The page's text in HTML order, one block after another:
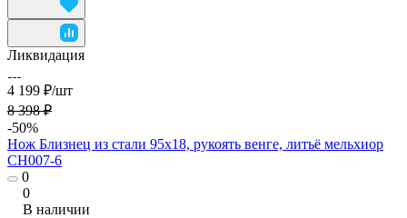
Ликвидация
4 199 ₽/шт
8 398 ₽
-50%
Нож Близнец из стали 95х18, рукоять венге, литьё мельхиор
CH007-6
0
0
В наличии